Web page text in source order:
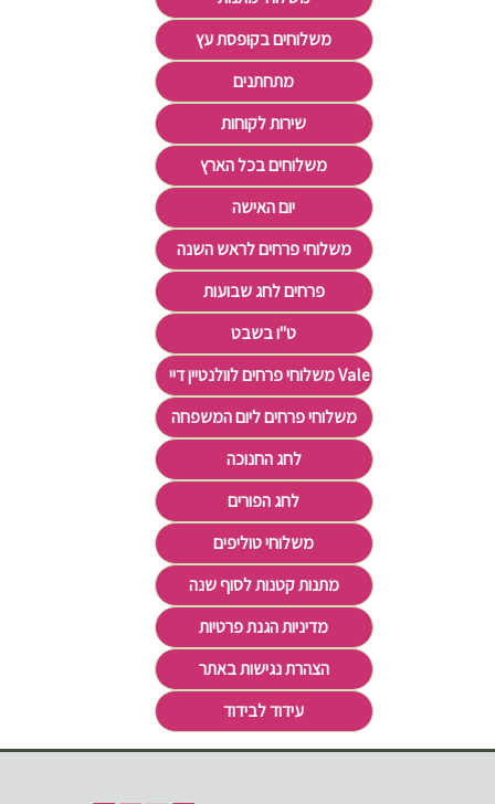
משלוחים בקופסת עץ
מתחתנים
שירות לקוחות
משלוחים בכל הארץ
יום האישה
משלוחי פרחים לראש השנה
פרחים לחג שבועות
ט"ו בשבט
משלוחי פרחים לוולנטיין דיי Valentine's Day
משלוחי פרחים ליום המשפחה
לחג החנוכה
לחג הפורים
משלוחי טוליפים
מתנות קטנות לסוף שנה
מדיניות הגנת פרטיות
הצהרת נגישות באתר
עידוד לבידוד